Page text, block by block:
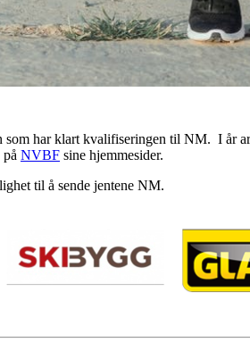
har klart kvalifiseringen til NM. I år
NVBF sine hjemmesider.
til å sende jentene NM.